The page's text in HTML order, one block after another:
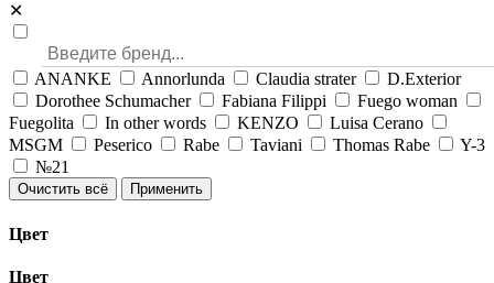
✕
ANANKE Annorlunda Claudia strater
D.Exterior
Dorothee Schumacher
Fabiana Filippi
Fuego woman
Fuegolita
In other words KENZO
Luisa Cerano
MSGM
Peserico Rabe Taviani Thomas Rabe
Y-3
№21
Очистить всё Применить
Цвет
Цвет